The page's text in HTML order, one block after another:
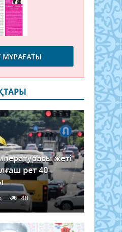
МҰРАҒАТЫ
жеті
рет 40
48